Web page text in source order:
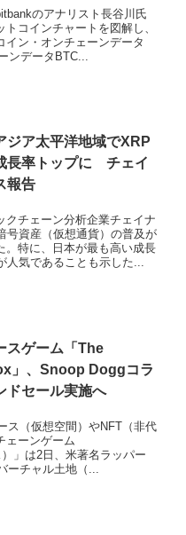
のアナリスト長谷川氏
コインチャートを図解し、
ン・オンチェーンデータ
ンデータBTC...
ジア太平洋地域でXRP
長率トップに チェイ
報告
クチェーン分析企業チェイナ
号資産（仮想通貨）の普及が
。特に、日本が最も高い成長
人気であることも示した...
スゲーム「The
」、Snoop Doggコラ
ドセール実施へ
ス（仮想空間）やNFT（非代
ェーンゲーム
」は2日、米著名ラッパー
ーチャル土地（...